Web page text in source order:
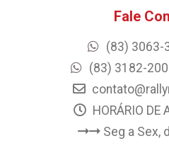
Fale
(83) 3063-
(83) 3182-
HORÁRIO DE
Seg a Sex,